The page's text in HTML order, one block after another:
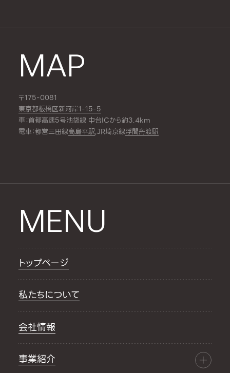
MAP
〒175-0081
東京都板橋区新河岸1-15-5
車：首都高速5号池袋線 中台ICから約3.4km
電車：都営三田線高島平駅,JR埼京線浮間舟渡駅
MENU
トップページ
私たちについて
会社情報
事業紹介